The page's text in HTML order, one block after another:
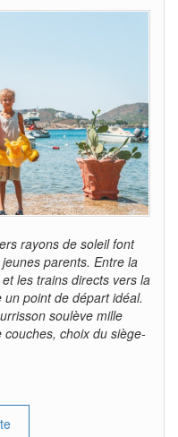
rayons de soleil font
parents. Entre la
les trains directs vers la
point de départ idéal.
soulève mille
choix du siège-